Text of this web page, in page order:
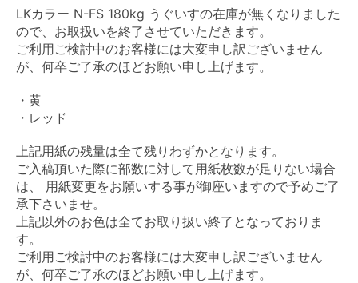
LKカラー N-FS 180kg うぐいすの在庫が無くなりました
ので、お取扱いを終了させていただきます。
ご利用ご検討中のお客様には大変申し訳ございません
が、何卒ご了承のほどお願い申し上げます。
・黄
・レッド
上記用紙の残量は全て残りわずかとなります。
ご入稿頂いた際に部数に対して用紙枚数が足りない場合
は、 用紙変更をお願いする事が御座いますので予めご了
承下さいませ。
上記以外のお色は全てお取り扱い終了となっておりま
す。
ご利用ご検討中のお客様には大変申し訳ございません
が、何卒ご了承のほどお願い申し上げます。